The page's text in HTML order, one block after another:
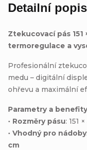
Detailní
Ztekucovací pás
termoregulace a
Profesionální
medu – digitální
ohřevu a maximální
Parametry a
• Rozměry pásu: 151
• Vhodný pro nádoby
cm